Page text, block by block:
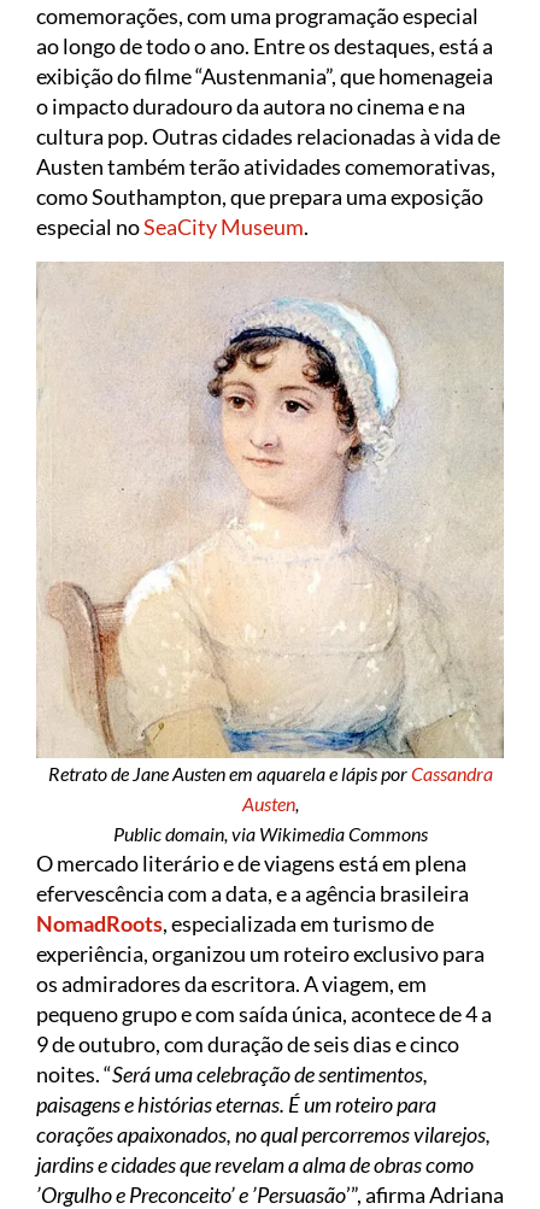
comemorações, com uma programação especial
ao longo de todo o ano. Entre os destaques, está a
exibição do filme “Austenmania”, que homenageia
o impacto duradouro da autora no cinema e na
cultura pop. Outras cidades relacionadas à vida de
Austen também terão atividades comemorativas,
como Southampton, que prepara uma exposição
especial noSeaCity Museum.
Retrato de Jane Austen em aquarela e lápis porCassandra
Austen,
Public domain, via Wikimedia Commons
O mercado literário e de viagens está em plena
efervescência com a data, e a agência brasileira
NomadRoots, especializada em turismo de
experiência, organizou um roteiro exclusivo para
os admiradores da escritora. A viagem, em
pequeno grupo e com saída única, acontece de 4 a
9 de outubro, com duração de seis dias e cinco
noites. “Será uma celebração de sentimentos,
paisagens e histórias eternas. É um roteiro para
corações apaixonados, no qual percorremos vilarejos,
jardins e cidades que revelam a alma de obras como
’Orgulho e Preconceito’ e ’Persuasão’”, afirma Adriana